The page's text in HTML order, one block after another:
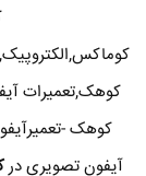
کوهک,تعمیرات
کوهک -
آیفون تصویری در